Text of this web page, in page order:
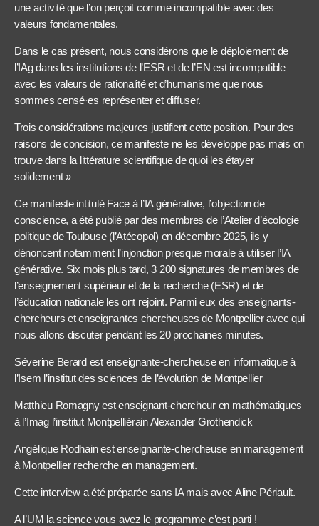
une activité que l’on perçoit comme incompatible avec des
valeurs fondamentales.
Dans le cas présent, nous considérons que le déploiement de
l’IAg dans les institutions de l’ESR et de l’EN est incompatible
avec les valeurs de rationalité et d’humanisme que nous
sommes censé·es représenter et diffuser.
Trois considérations majeures justifient cette position. Pour des
raisons de concision, ce manifeste ne les développe pas mais on
trouve dans la littérature scientifique de quoi les étayer
solidement »
Ce manifeste intitulé Face à l’IA générative, l’objection de
conscience, a été publié par des membres de l’Atelier d’écologie
politique de Toulouse (l’Atécopol) en décembre 2025, ils y
dénoncent notamment l’injonction presque morale à utiliser l’IA
générative. Six mois plus tard, 3 200 signatures de membres de
l’enseignement supérieur et de la recherche (ESR) et de
l’éducation nationale les ont rejoint. Parmi eux des enseignants-
chercheurs et enseignantes chercheuses de Montpellier avec qui
nous allons discuter pendant les 20 prochaines minutes.
Séverine Berard est enseignante-chercheuse en informatique à
l’Isem l’institut des sciences de l’évolution de Montpellier
Matthieu Romagny est enseignant-chercheur en mathématiques
à l’Imag l’institut Montpelliérain Alexander Grothendick
Angélique Rodhain est enseignante-chercheuse en management
à Montpellier recherche en management.
Cette interview a été préparée sans IA mais avec Aline Périault.
A l’UM la science vous avez le programme c’est parti !